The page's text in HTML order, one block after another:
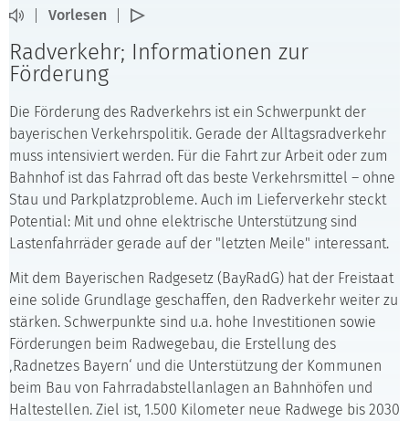
Vorlesen
Radverkehr; Informationen zur
Förderung
Die Förderung des Radverkehrs ist ein Schwerpunkt der
bayerischen Verkehrspolitik. Gerade der Alltagsradverkehr
muss intensiviert werden. Für die Fahrt zur Arbeit oder zum
Bahnhof ist das Fahrrad oft das beste Verkehrsmittel – ohne
Stau und Parkplatzprobleme. Auch im Lieferverkehr steckt
Potential: Mit und ohne elektrische Unterstützung sind
Lastenfahrräder gerade auf der "letzten Meile" interessant.
Mit dem Bayerischen Radgesetz (BayRadG) hat der Freistaat
eine solide Grundlage geschaffen, den Radverkehr weiter zu
stärken. Schwerpunkte sind u.a. hohe Investitionen sowie
Förderungen beim Radwegebau, die Erstellung des
‚Radnetzes Bayern‘ und die Unterstützung der Kommunen
beim Bau von Fahrradabstellanlagen an Bahnhöfen und
Haltestellen. Ziel ist, 1.500 Kilometer neue Radwege bis 2030